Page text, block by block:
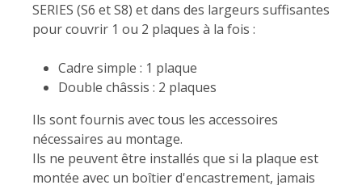
SERIES (S6 et S8) et dans des largeurs suffisantes
pour couvrir 1 ou 2 plaques à la fois :
Cadre simple : 1 plaque
Double châssis : 2 plaques
Ils sont fournis avec tous les accessoires
nécessaires au montage.
Ils ne peuvent être installés que si la plaque est
montée avec un boîtier d'encastrement, jamais